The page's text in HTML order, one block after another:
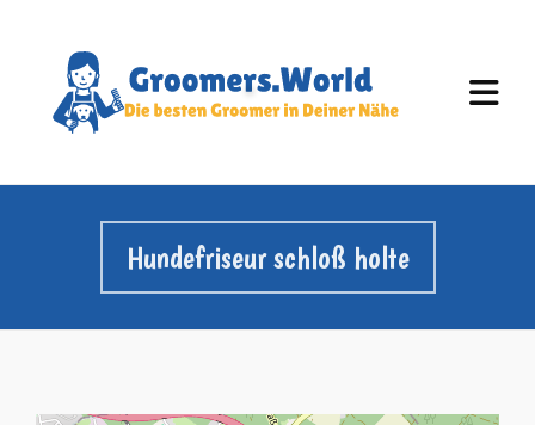
Hundefriseur schloß holte